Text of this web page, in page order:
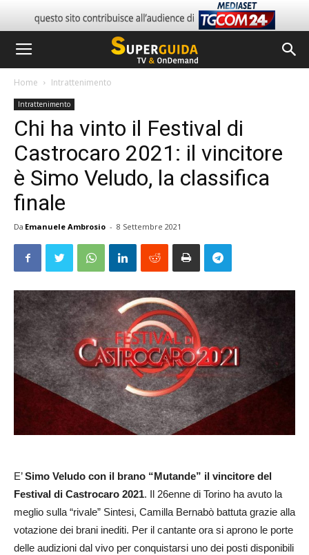
Home Intrattenimento
Intrattenimento
Chi ha vinto il Festival di
Castrocaro 2021: il vincitore
è Simo Veludo, la classifica
finale
Da Emanuele Ambrosio - 8 Settembre 2021
E’Simo Veludo con il brano “Mutande” il vincitore del
Festival di Castrocaro 2021. Il 26enne di Torino ha avuto la
meglio sulla “rivale” Sintesi, Camilla Bernabò battuta grazie alla
votazione dei brani inediti. Per il cantante ora si aprono le porte
delle audizioni dal vivo per conquistarsi uno dei posti disponibili